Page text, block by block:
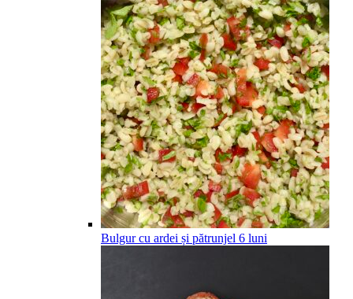
Bulgur cu ardei și pătrunjel 6 luni